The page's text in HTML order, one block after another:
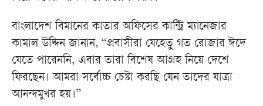
বাংলাদেশ বিমানের কাতার অফিসের কান্ট্রি ম্যানেজার
কামাল উদ্দিন জানান, “প্রবাসীরা যেহেতু গত রোজার ঈদে
যেতে পারেননি, এবার তারা বিশেষ আগ্রহ নিয়ে দেশে
ফিরছেন। আমরা সর্বোচ্চ চেষ্টা করছি যেন তাদের যাত্রা
আনন্দমুখর হয়।”